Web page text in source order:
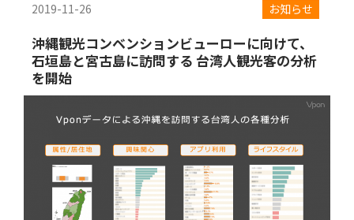
2019-11-26 お知らせ
沖縄観光コンベンションビューローに向けて、
石垣島と宮古島に訪問する 台湾人観光客の分析
を開始